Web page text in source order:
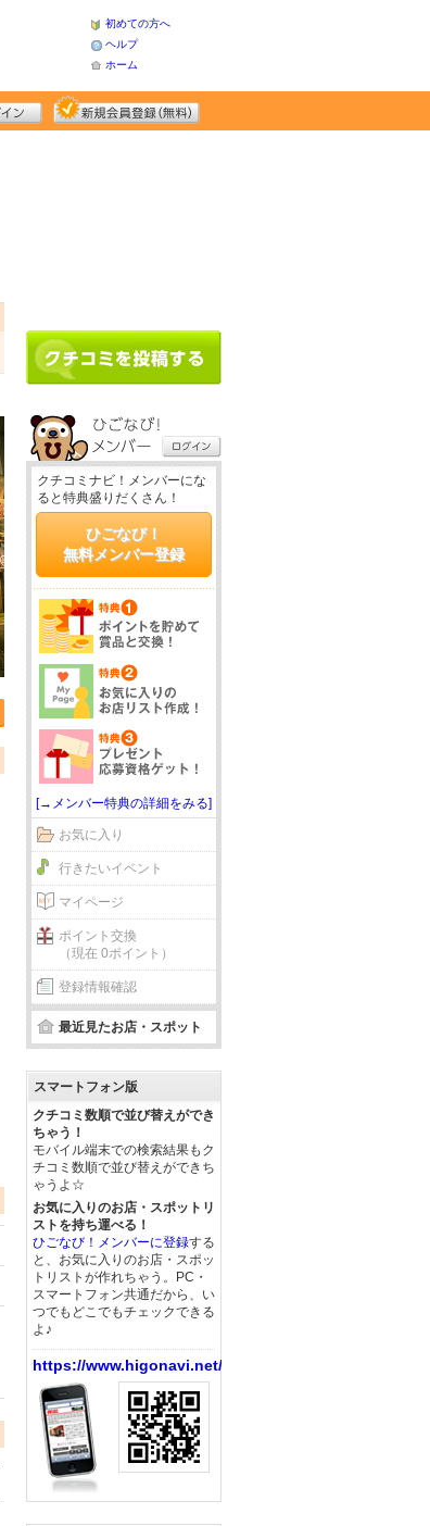
初めての方へ
ヘルプ
ホーム
クチコミナビ！メンバーにな
ると特典盛りだくさん！
ひごなび！
無料メンバー登録
[→メンバー特典の詳細をみる]
お気に入り
行きたいイベント
マイページ
ポイント交換
（現在 0ポイント）
登録情報確認
最近見たお店・スポット
スマートフォン版
クチコミ数順で並び替えができ
ちゃう！
モバイル端末での検索結果もク
チコミ数順で並び替えができち
ゃうよ☆
お気に入りのお店・スポットリ
ストを持ち運べる！
ひごなび！メンバーに登録する
と、お気に入りのお店・スポッ
トリストが作れちゃう。PC・
スマートフォン共通だから、い
つでもどこでもチェックできる
よ♪
https://www.higonavi.net/